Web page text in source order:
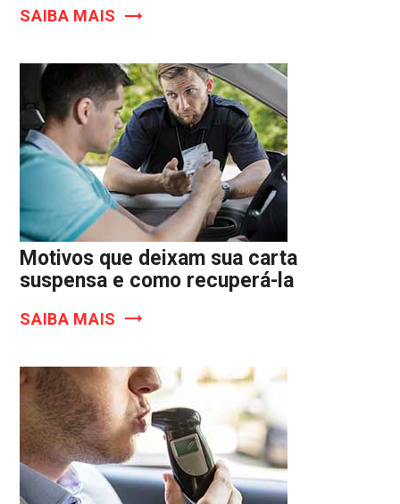
SAIBA MAIS
Motivos que deixam sua carta
suspensa e como recuperá-la
SAIBA MAIS